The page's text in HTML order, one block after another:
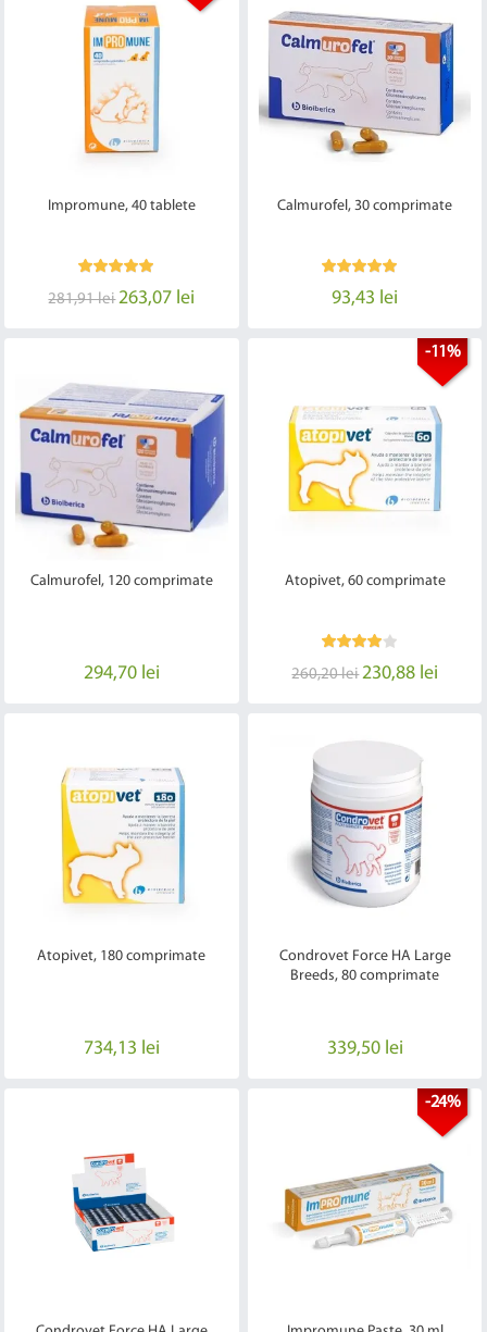
Impromune, 40 tablete
281,91 lei 263,07 lei
Calmurofel, 30 comprimate
93,43 lei
Calmurofel, 120 comprimate
294,70 lei
-11%
Atopivet, 60 comprimate
260,20 lei 230,88 lei
Atopivet, 180 comprimate
734,13 lei
Condrovet Force HA Large
Breeds, 80 comprimate
339,50 lei
-24%